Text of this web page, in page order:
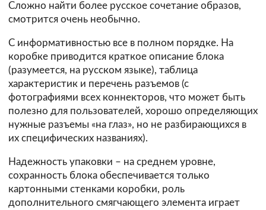
Сложно найти более русское сочетание образов,
смотрится очень необычно.
С информативностью все в полном порядке. На
коробке приводится краткое описание блока
(разумеется, на русском языке), таблица
характеристик и перечень разъемов (с
фотографиями всех коннекторов, что может быть
полезно для пользователей, хорошо определяющих
нужные разъемы «на глаз», но не разбирающихся в
их специфических названиях).
Надежность упаковки – на среднем уровне,
сохранность блока обеспечивается только
картонными стенками коробки, роль
дополнительного смягчающего элемента играет